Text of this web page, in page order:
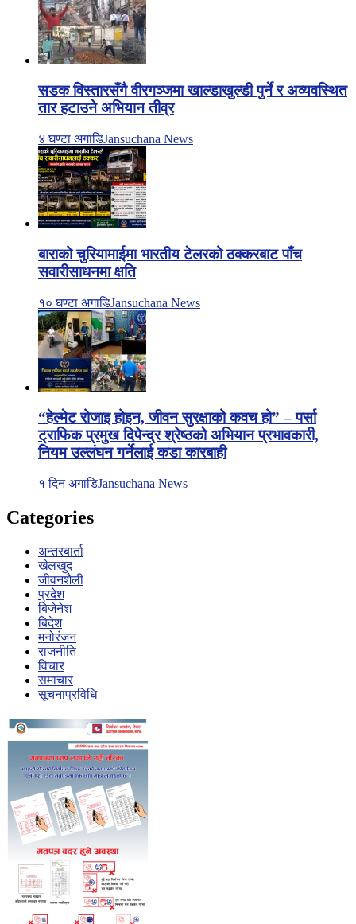
सडक विस्तारसँगै वीरगञ्जमा खाल्डाखुल्डी पुर्ने र अव्यवस्थित
तार हटाउने अभियान तीव्र
४ घण्टा अगाडिJansuchana News
बाराको चुरियामाईमा भारतीय टेलरको ठक्करबाट पाँच
सवारीसाधनमा क्षति
१० घण्टा अगाडिJansuchana News
“हेल्मेट रोजाइ होइन, जीवन सुरक्षाको कवच हो” – पर्सा
ट्राफिक प्रमुख दिपेन्द्र श्रेष्ठको अभियान प्रभावकारी,
नियम उल्लंघन गर्नेलाई कडा कारबाही
१ दिन अगाडिJansuchana News
Categories
अन्तरबार्ता
खेलखुद
जीवनशैली
प्रदेश
बिजेनेश
बिदेश
मनोरंजन
राजनीति
विचार
समाचार
सूचनाप्रविधि